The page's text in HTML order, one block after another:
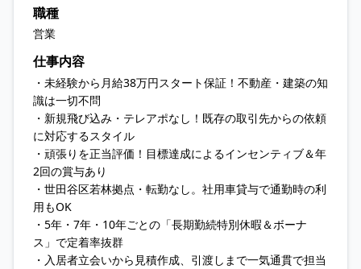
職種
営業
仕事内容
・未経験から月給38万円スタート保証！不動産・建築の知
識は一切不問
・新規飛び込み・テレアポなし！既存の取引先からの依頼
に対応するスタイル
・頑張りを正当評価！目標達成によるインセンティブ＆年
2回の賞与あり
・世田谷区若林拠点・転勤なし。社用車貸与で通勤時の利
用もOK
・5年・7年・10年ごとの「長期勤続特別休暇＆ボーナ
ス」で定着率抜群
・入居者立会いから見積作成、引渡しまで一気通貫で担当